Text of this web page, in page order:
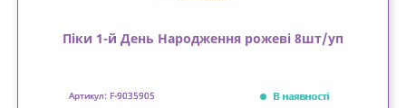
Піки 1-й День Народження рожеві 8шт/уп
Артикул: F-9035905 В наявності